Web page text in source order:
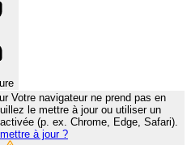
Votre navigateur ne prend pas en
le mettre à jour ou utiliser un
(p. ex. Chrome, Edge, Safari).
à jour ?